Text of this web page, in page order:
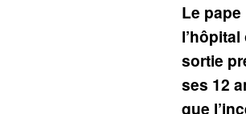
Le
sortie
ses 12
que